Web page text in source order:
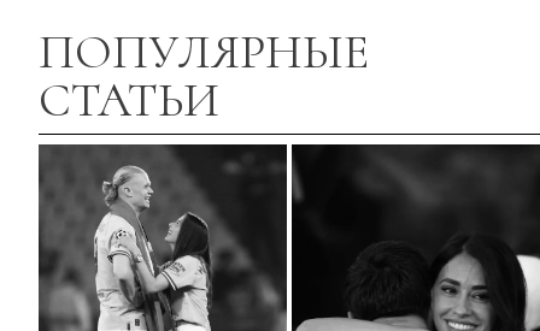
ПОПУЛЯРНЫЕ
СТАТЬИ